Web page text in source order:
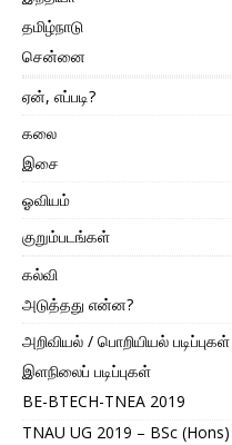
தமிழ்நாடு
சென்னை
ஏன், எப்படி?
கலை
இசை
ஓவியம்
குறும்படங்கள்
கல்வி
அடுத்தது என்ன?
அறிவியல் / பொறியியல் படிப்புகள்
இளநிலைப் படிப்புகள்
BE-BTECH-TNEA 2019
TNAU UG 2019 – BSc